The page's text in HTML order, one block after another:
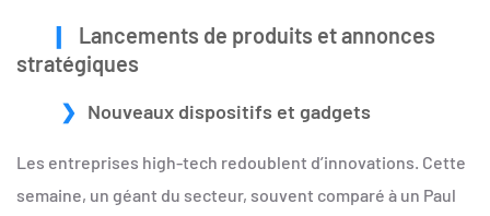
Lancements de produits et annonces
stratégiques
Nouveaux dispositifs et gadgets
Les entreprises high-tech redoublent d’innovations. Cette
semaine, un géant du secteur, souvent comparé à un Paul